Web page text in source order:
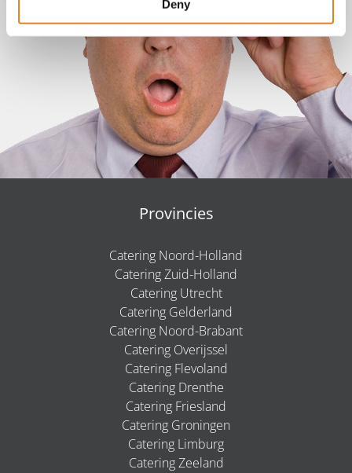
Deny
Provincies
Catering Noord-Holland
Catering Zuid-Holland
Catering Utrecht
Catering Gelderland
Catering Noord-Brabant
Catering Overijssel
Catering Flevoland
Catering Drenthe
Catering Friesland
Catering Groningen
Catering Limburg
Catering Zeeland